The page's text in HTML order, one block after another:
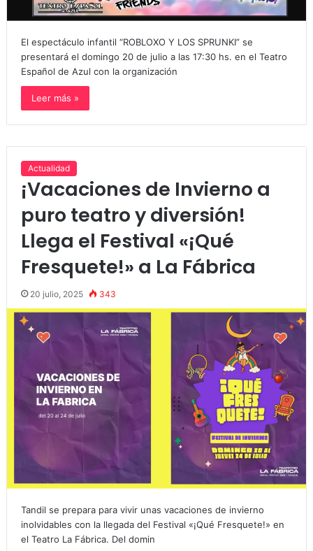
El espectáculo infantil “ROBLOXO Y LOS SPRUNKI” se
presentará el domingo 20 de julio a las 17:30 hs. en el Teatro
Español de Azul con la organización
Leer más »
Actualidad
¡Vacaciones de Invierno a
puro teatro y diversión!
Llega el Festival «¡Qué
Fresquete!» a La Fábrica
20 julio, 2025 343
Tandil se prepara para vivir unas vacaciones de invierno
inolvidables con la llegada del Festival «¡Qué Fresquete!» en
el Teatro La Fábrica. Del domin